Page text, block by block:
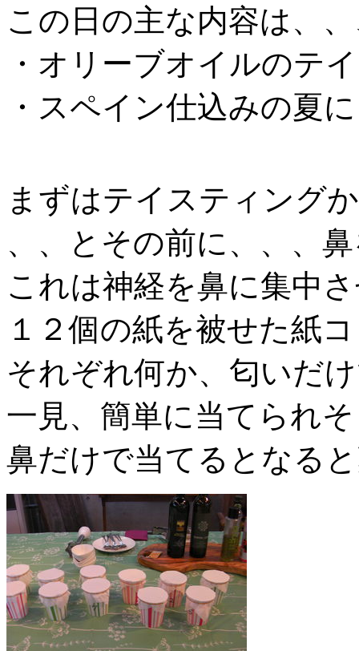
この日の主な内容は、
・オリーブオイルのテ
・スペイン仕込みの夏
まずはテイスティング
、、とその前に、、、
これは神経を鼻に集中
１２個の紙を被せた紙
それぞれ何か、匂いだ
一見、簡単に当てられ
鼻だけで当てるとなる